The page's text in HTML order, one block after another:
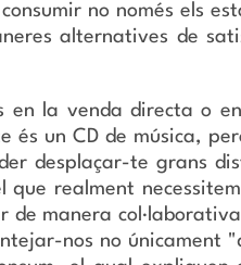
no només els
alternatives de
en la venda directa o
és un CD de música,
desplaçar-te grans
realment
de manera
nos no únicament